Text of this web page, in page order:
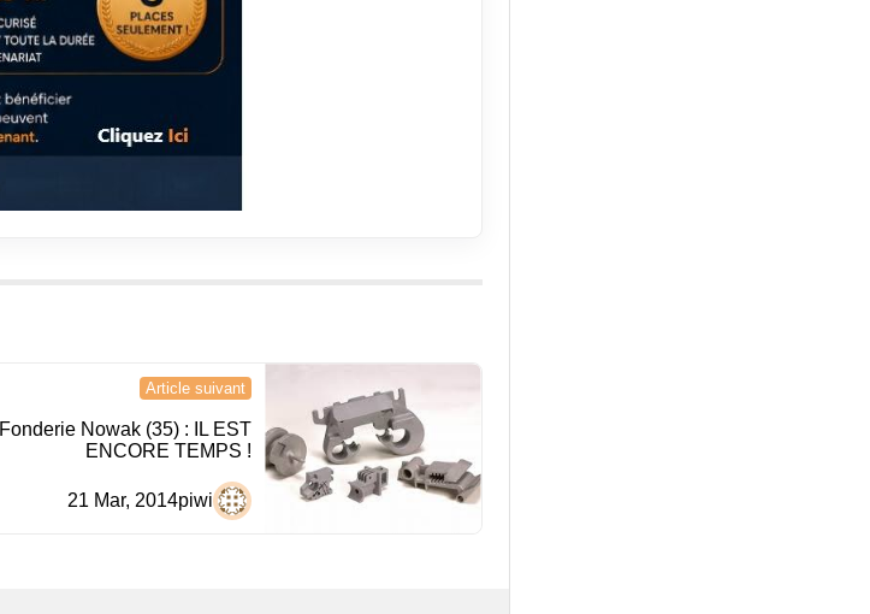
Article suivant
Fonderie Nowak (35) : IL EST
ENCORE TEMPS !
piwi
21 Mar, 2014